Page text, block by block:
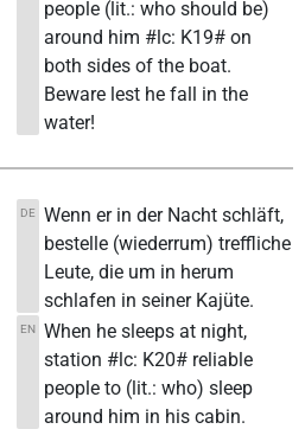
people (lit.: who should be)
around him #lc: K19# on
both sides of the boat.
Beware lest he fall in the
water!
DE Wenn er in der Nacht schläft,
bestelle (wiederrum) treffliche
Leute, die um in herum
schlafen in seiner Kajüte.
EN When he sleeps at night,
station #lc: K20# reliable
people to (lit.: who) sleep
around him in his cabin.